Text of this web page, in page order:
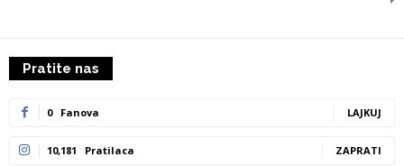
Pratite nas
0 Fanova LAJKUJ
10,181 Pratilaca ZAPRATI